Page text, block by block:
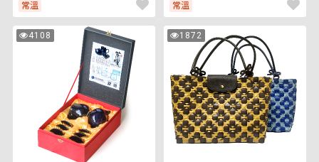
常溫 常溫
4108
次
小
1872
次
山
包
(精
緻
提
把)